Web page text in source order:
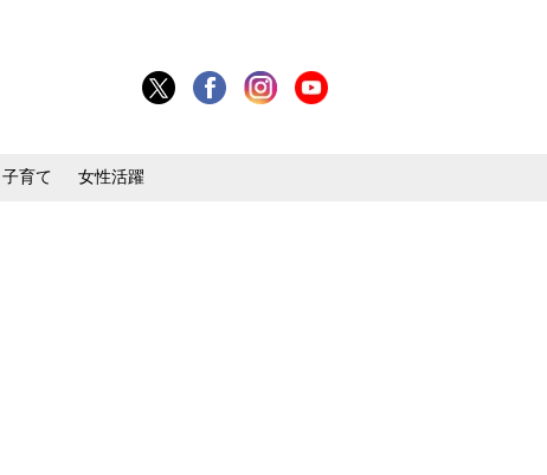
子育て 女性活躍